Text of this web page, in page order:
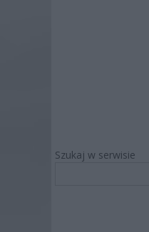
Szukaj w serwisie